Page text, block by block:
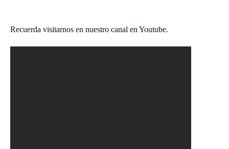
Recuerda visitarnos en nuestro canal en Youtube.